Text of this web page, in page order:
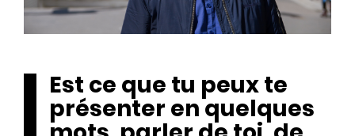
Est ce que tu peux te
présenter en quelques